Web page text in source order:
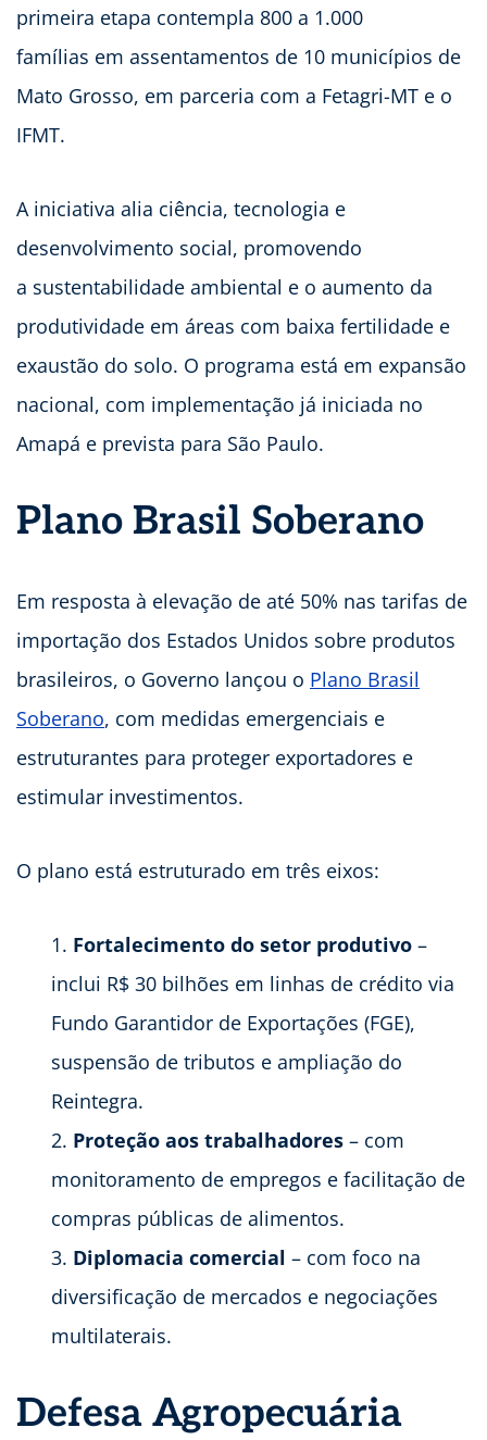
primeira etapa contempla 800 a 1.000
famílias em assentamentos de 10 municípios de
Mato Grosso, em parceria com a Fetagri-MT e o
IFMT.
A iniciativa alia ciência, tecnologia e
desenvolvimento social, promovendo
a sustentabilidade ambiental e o aumento da
produtividade em áreas com baixa fertilidade e
exaustão do solo. O programa está em expansão
nacional, com implementação já iniciada no
Amapá e prevista para São Paulo.
Plano Brasil Soberano
Em resposta à elevação de até 50% nas tarifas de
importação dos Estados Unidos sobre produtos
brasileiros, o Governo lançou o Plano Brasil
Soberano, com medidas emergenciais e
estruturantes para proteger exportadores e
estimular investimentos.
O plano está estruturado em três eixos:
Fortalecimento do setor produtivo –
inclui R$ 30 bilhões em linhas de crédito via
Fundo Garantidor de Exportações (FGE),
suspensão de tributos e ampliação do
Reintegra.
Proteção aos trabalhadores – com
monitoramento de empregos e facilitação de
compras públicas de alimentos.
Diplomacia comercial – com foco na
diversificação de mercados e negociações
multilaterais.
Defesa Agropecuária